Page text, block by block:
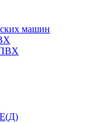
машин
ПВХ